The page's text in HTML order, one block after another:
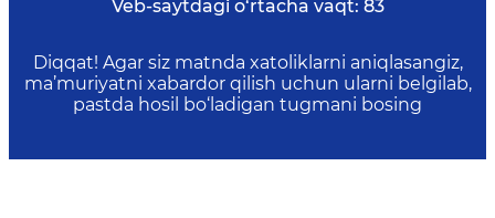
Veb-saytdagi o‘rtacha vaqt: 83
Diqqat! Agar siz matnda xatoliklarni aniqlasangiz,
ma’muriyatni xabardor qilish uchun ularni belgilab,
pastda hosil bo‘ladigan tugmani bosing